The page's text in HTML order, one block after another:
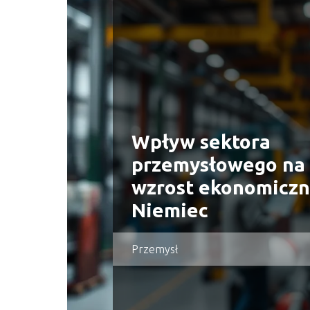
Wpływ sektora
przemysłowego na
wzrost
Niemiec
Przemysł